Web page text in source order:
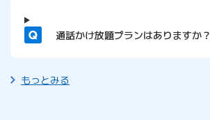
質問 通話かけ放題プランはありますか？
もっとみる